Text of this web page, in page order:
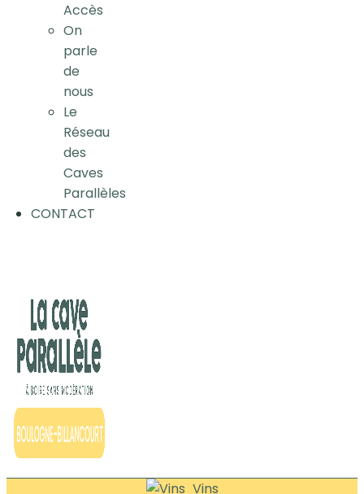
Accès
On
parle
de
nous
Le
Réseau
des
Caves
Parallèles
CONTACT
Vins